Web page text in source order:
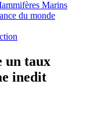
Marins
du monde
un taux
inedit